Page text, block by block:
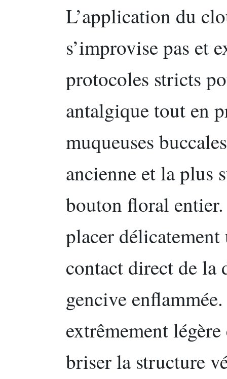
L’application du
s’improvise pas et
protocoles stricts
antalgique tout en
muqueuses
ancienne et la plus
bouton floral
placer
contact direct de la
gencive
extrêmement
briser la structure